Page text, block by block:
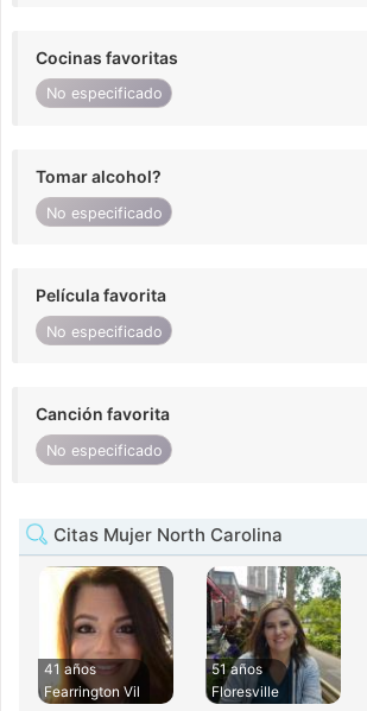
Cocinas favoritas
No especificado
Tomar alcohol?
No especificado
Película favorita
No especificado
Canción favorita
No especificado
Citas Mujer North Carolina
41 años
Fearrington Vil
51 años
Floresville